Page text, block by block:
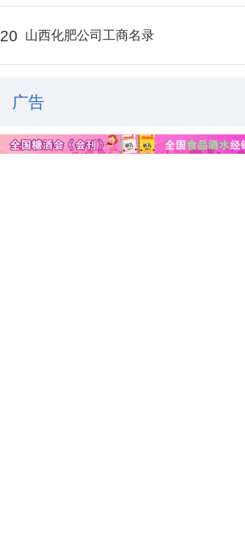
20 山西化肥公司工商名录
广告